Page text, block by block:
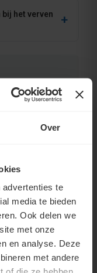
Over
te
media te bieden
Ook delen we
met onze
en analyse. Deze
met andere
het verven
primer bij uw
advies:
van
van de
datablad
de
wij aan eerst
onopvallende